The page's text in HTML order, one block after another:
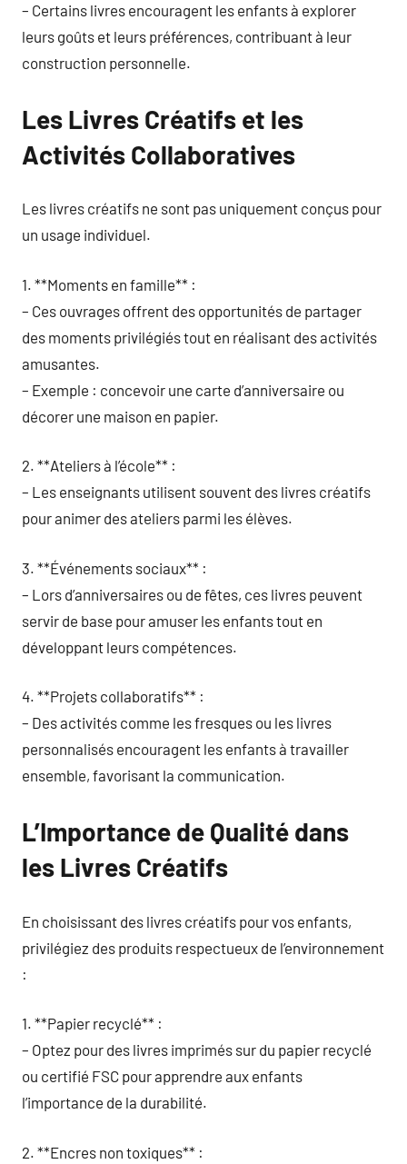
– Certains livres encouragent les enfants à explorer
leurs goûts et leurs préférences, contribuant à leur
construction personnelle.
Les Livres Créatifs et les
Activités Collaboratives
Les livres créatifs ne sont pas uniquement conçus pour
un usage individuel.
1. **Moments en famille** :
– Ces ouvrages offrent des opportunités de partager
des moments privilégiés tout en réalisant des activités
amusantes.
– Exemple : concevoir une carte d’anniversaire ou
décorer une maison en papier.
2. **Ateliers à l’école** :
– Les enseignants utilisent souvent des livres créatifs
pour animer des ateliers parmi les élèves.
3. **Événements sociaux** :
– Lors d’anniversaires ou de fêtes, ces livres peuvent
servir de base pour amuser les enfants tout en
développant leurs compétences.
4. **Projets collaboratifs** :
– Des activités comme les fresques ou les livres
personnalisés encouragent les enfants à travailler
ensemble, favorisant la communication.
L’Importance de Qualité dans
les Livres Créatifs
En choisissant des livres créatifs pour vos enfants,
privilégiez des produits respectueux de l’environnement
:
1. **Papier recyclé** :
– Optez pour des livres imprimés sur du papier recyclé
ou certifié FSC pour apprendre aux enfants
l’importance de la durabilité.
2. **Encres non toxiques** :